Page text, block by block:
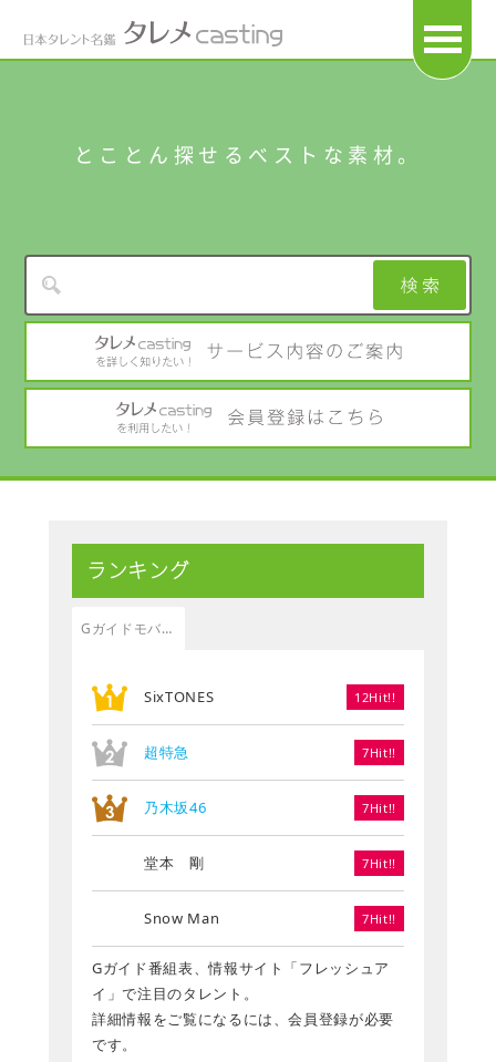
とことん探せるベストな素材。
ランキング
Gガイドモバイル
SixTONES 12Hit!!
超特急 7Hit!!
乃木坂46 7Hit!!
堂本 剛 7Hit!!
Snow Man 7Hit!!
Gガイド番組表、情報サイト「フレッシュア
イ」で注目のタレント。
詳細情報をご覧になるには、会員登録が必要
です。